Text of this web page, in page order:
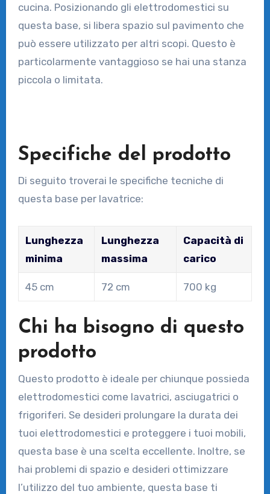
cucina. Posizionando gli elettrodomestici su
questa base, si libera spazio sul pavimento che
può essere utilizzato per altri scopi. Questo è
particolarmente vantaggioso se hai una stanza
piccola o limitata.
Specifiche del prodotto
Di seguito troverai le specifiche tecniche di
questa base per lavatrice:
Lunghezza
minima
Lunghezza
massima
Capacità di
carico
45 cm 72 cm 700 kg
Chi ha bisogno di questo
prodotto
Questo prodotto è ideale per chiunque possieda
elettrodomestici come lavatrici, asciugatrici o
frigoriferi. Se desideri prolungare la durata dei
tuoi elettrodomestici e proteggere i tuoi mobili,
questa base è una scelta eccellente. Inoltre, se
hai problemi di spazio e desideri ottimizzare
l’utilizzo del tuo ambiente, questa base ti